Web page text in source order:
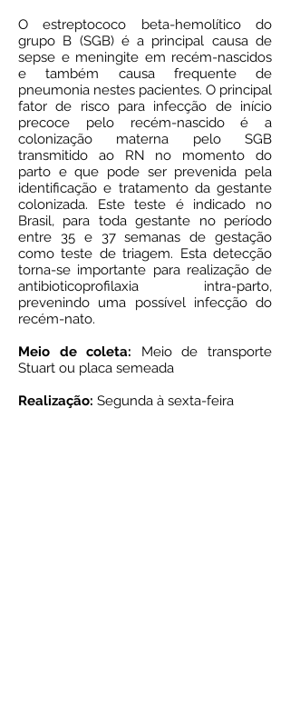
O estreptococo beta-hemolítico do
grupo B (SGB) é a principal causa de
sepse e meningite em recém-nascidos
e também causa frequente de
pneumonia nestes pacientes. O principal
fator de risco para infecção de início
precoce pelo recém-nascido é a
colonização materna pelo SGB
transmitido ao RN no momento do
parto e que pode ser prevenida pela
identificação e tratamento da gestante
colonizada. Este teste é indicado no
Brasil, para toda gestante no período
entre 35 e 37 semanas de gestação
como teste de triagem. Esta detecção
torna-se importante para realização de
antibioticoprofilaxia intra-parto,
prevenindo uma possível infecção do
recém-nato.
Meio de coleta: Meio de transporte
Stuart ou placa semeada
Realização: Segunda à sexta-feira